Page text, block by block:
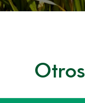
Otros